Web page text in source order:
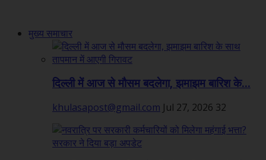
मुख्य समाचार
दिल्ली में आज से मौसम बदलेगा, झमाझम बारिश के...
khulasapost@gmail.com Jul 27, 2026 32